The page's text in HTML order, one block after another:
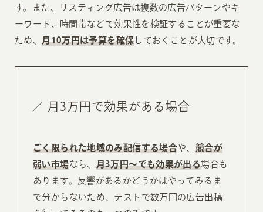
す。また、リスティング広告は複数の広告パターンやキ
ーワード、時間帯などで効果性を検証することが重要な
ため、月10万円は予算を確保 しておくことが大切です。
月3万円で効果がある場合
ごく限られた地域のみ配信する場合や、 競合が
弱い市場なら、 月3万円〜でも効果が出る場合も
あります。反響があるかどうかはやってみるま
で分からないため、テストで数万円の広告出稿